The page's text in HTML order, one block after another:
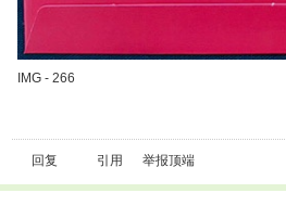
IMG - 266
回复 引用 举报顶端